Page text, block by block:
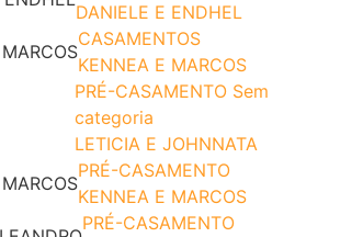
DANIELE E ENDHEL
CASAMENTOS
KENNEA E MARCOS
PRÉ-CASAMENTO Sem
categoria
LETICIA E JOHNNATA
PRÉ-CASAMENTO
KENNEA E MARCOS
PRÉ-CASAMENTO